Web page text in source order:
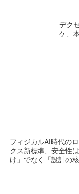
デク
ケ、
フィジカルAI時代の
クス新標準、安全性
け」でなく「設計の核